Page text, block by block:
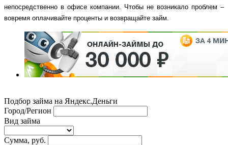
непосредственно в офисе компании. Чтобы не возникало проблем –
вовремя оплачивайте проценты и возвращайте займ.
Подбор займа на Яндекс.Деньги
Город/Регион
Вид займа
Сумма, руб.